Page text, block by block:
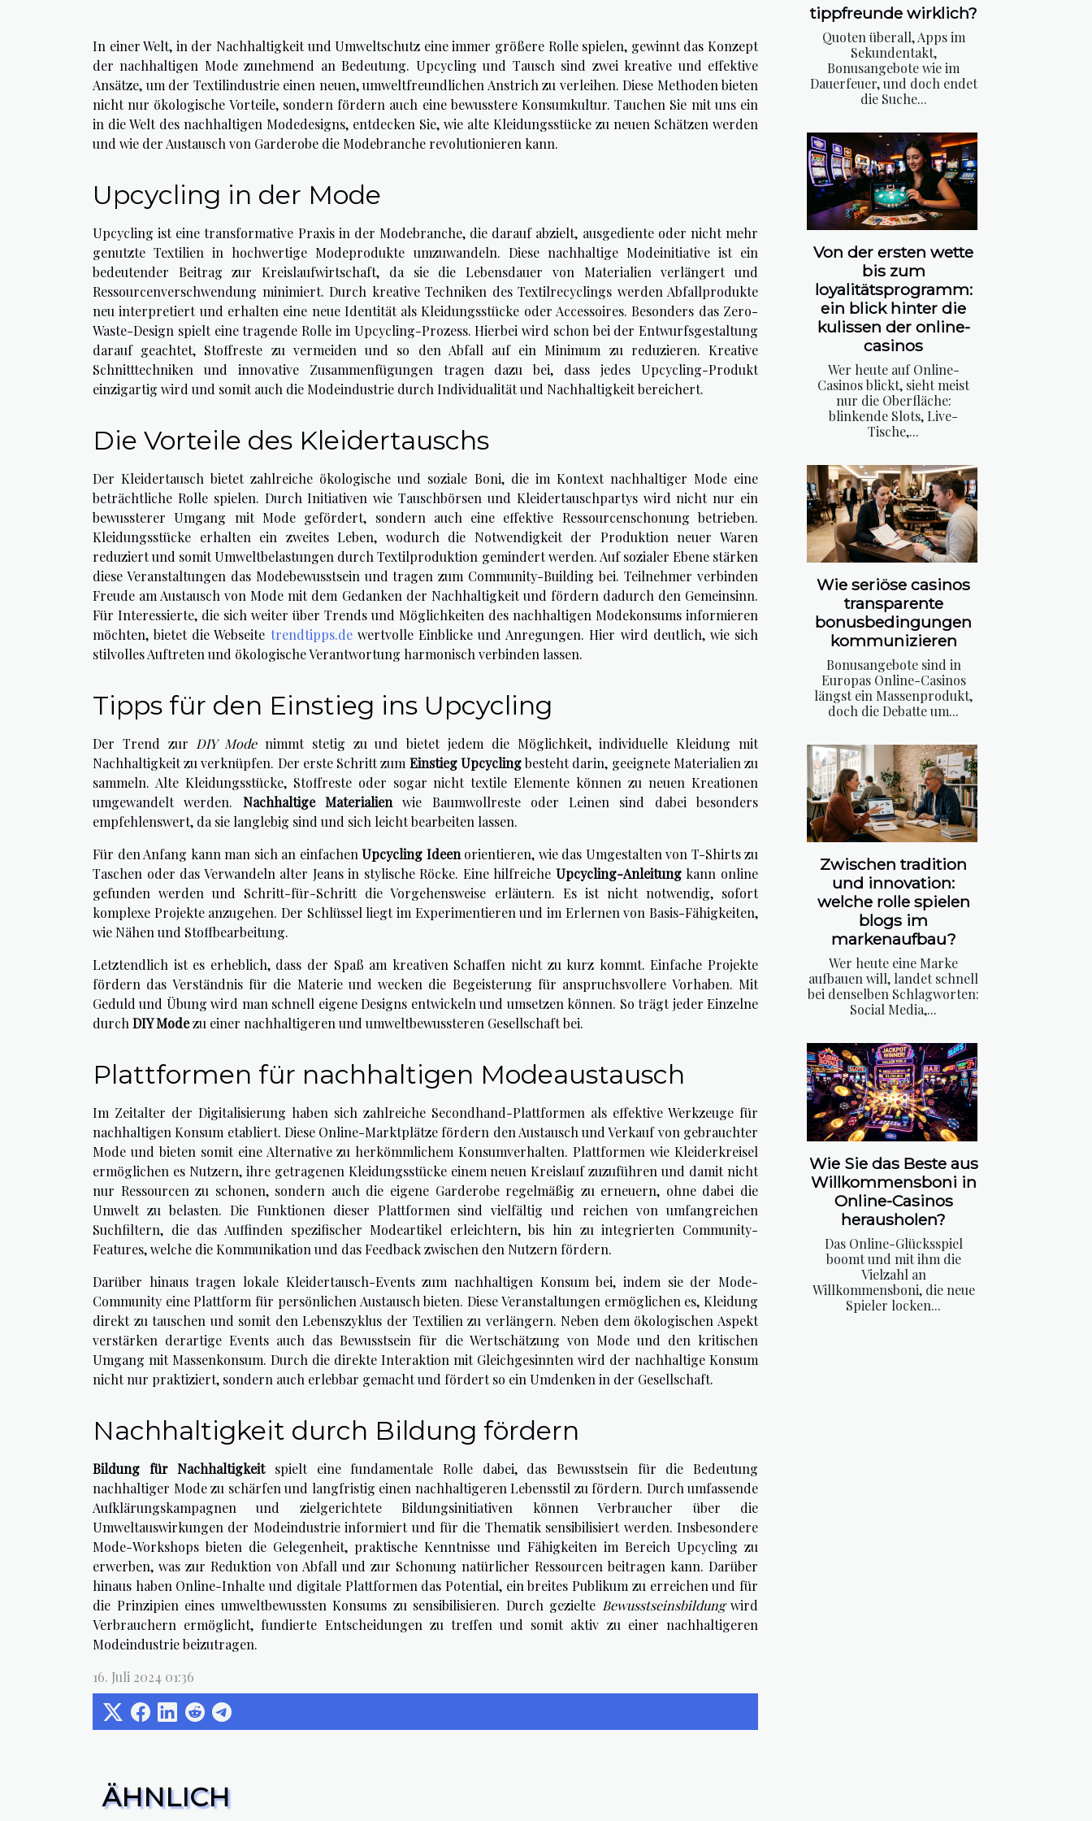
In einer Welt, in der Nachhaltigkeit und Umweltschutz eine immer größere Rolle spielen, gewinnt das Konzept
der nachhaltigen Mode zunehmend an Bedeutung. Upcycling und Tausch sind zwei kreative und effektive
Ansätze, um der Textilindustrie einen neuen, umweltfreundlichen Anstrich zu verleihen. Diese Methoden bieten
nicht nur ökologische Vorteile, sondern fördern auch eine bewusstere Konsumkultur. Tauchen Sie mit uns ein
in die Welt des nachhaltigen Modedesigns, entdecken Sie, wie alte Kleidungsstücke zu neuen Schätzen werden
und wie der Austausch von Garderobe die Modebranche revolutionieren kann.
Upcycling in der Mode
Upcycling ist eine transformative Praxis in der Modebranche, die darauf abzielt, ausgediente oder nicht mehr
genutzte Textilien in hochwertige Modeprodukte umzuwandeln. Diese nachhaltige Modeinitiative ist ein
bedeutender Beitrag zur Kreislaufwirtschaft, da sie die Lebensdauer von Materialien verlängert und
Ressourcenverschwendung minimiert. Durch kreative Techniken des Textilrecyclings werden Abfallprodukte
neu interpretiert und erhalten eine neue Identität als Kleidungsstücke oder Accessoires. Besonders das Zero-
Waste-Design spielt eine tragende Rolle im Upcycling-Prozess. Hierbei wird schon bei der Entwurfsgestaltung
darauf geachtet, Stoffreste zu vermeiden und so den Abfall auf ein Minimum zu reduzieren. Kreative
Schnitttechniken und innovative Zusammenfügungen tragen dazu bei, dass jedes Upcycling-Produkt
einzigartig wird und somit auch die Modeindustrie durch Individualität und Nachhaltigkeit bereichert.
Die Vorteile des Kleidertauschs
Der Kleidertausch bietet zahlreiche ökologische und soziale Boni, die im Kontext nachhaltiger Mode eine
beträchtliche Rolle spielen. Durch Initiativen wie Tauschbörsen und Kleidertauschpartys wird nicht nur ein
bewussterer Umgang mit Mode gefördert, sondern auch eine effektive Ressourcenschonung betrieben.
Kleidungsstücke erhalten ein zweites Leben, wodurch die Notwendigkeit der Produktion neuer Waren
reduziert und somit Umweltbelastungen durch Textilproduktion gemindert werden. Auf sozialer Ebene stärken
diese Veranstaltungen das Modebewusstsein und tragen zum Community-Building bei. Teilnehmer verbinden
Freude am Austausch von Mode mit dem Gedanken der Nachhaltigkeit und fördern dadurch den Gemeinsinn.
Für Interessierte, die sich weiter über Trends und Möglichkeiten des nachhaltigen Modekonsums informieren
möchten, bietet die Webseite trendtipps.dewertvolle Einblicke und Anregungen. Hier wird deutlich, wie sich
stilvolles Auftreten und ökologische Verantwortung harmonisch verbinden lassen.
Tipps für den Einstieg ins Upcycling
Der Trend zur DIY Modenimmt stetig zu und bietet jedem die Möglichkeit, individuelle Kleidung mit
Nachhaltigkeit zu verknüpfen. Der erste Schritt zum Einstieg Upcyclingbesteht darin, geeignete Materialien zu
sammeln. Alte Kleidungsstücke, Stoffreste oder sogar nicht textile Elemente können zu neuen Kreationen
umgewandelt werden. Nachhaltige Materialienwie Baumwollreste oder Leinen sind dabei besonders
empfehlenswert, da sie langlebig sind und sich leicht bearbeiten lassen.
Für den Anfang kann man sich an einfachen Upcycling Ideenorientieren, wie das Umgestalten von T-Shirts zu
Taschen oder das Verwandeln alter Jeans in stylische Röcke. Eine hilfreiche Upcycling-Anleitungkann online
gefunden werden und Schritt-für-Schritt die Vorgehensweise erläutern. Es ist nicht notwendig, sofort
komplexe Projekte anzugehen. Der Schlüssel liegt im Experimentieren und im Erlernen von Basis-Fähigkeiten,
wie Nähen und Stoffbearbeitung.
Letztendlich ist es erheblich, dass der Spaß am kreativen Schaffen nicht zu kurz kommt. Einfache Projekte
fördern das Verständnis für die Materie und wecken die Begeisterung für anspruchsvollere Vorhaben. Mit
Geduld und Übung wird man schnell eigene Designs entwickeln und umsetzen können. So trägt jeder Einzelne
durch DIY Modezu einer nachhaltigeren und umweltbewussteren Gesellschaft bei.
Plattformen für nachhaltigen Modeaustausch
Im Zeitalter der Digitalisierung haben sich zahlreiche Secondhand-Plattformen als effektive Werkzeuge für
nachhaltigen Konsum etabliert. Diese Online-Marktplätze fördern den Austausch und Verkauf von gebrauchter
Mode und bieten somit eine Alternative zu herkömmlichem Konsumverhalten. Plattformen wie Kleiderkreisel
ermöglichen es Nutzern, ihre getragenen Kleidungsstücke einem neuen Kreislauf zuzuführen und damit nicht
nur Ressourcen zu schonen, sondern auch die eigene Garderobe regelmäßig zu erneuern, ohne dabei die
Umwelt zu belasten. Die Funktionen dieser Plattformen sind vielfältig und reichen von umfangreichen
Suchfiltern, die das Auffinden spezifischer Modeartikel erleichtern, bis hin zu integrierten Community-
Features, welche die Kommunikation und das Feedback zwischen den Nutzern fördern.
Darüber hinaus tragen lokale Kleidertausch-Events zum nachhaltigen Konsum bei, indem sie der Mode-
Community eine Plattform für persönlichen Austausch bieten. Diese Veranstaltungen ermöglichen es, Kleidung
direkt zu tauschen und somit den Lebenszyklus der Textilien zu verlängern. Neben dem ökologischen Aspekt
verstärken derartige Events auch das Bewusstsein für die Wertschätzung von Mode und den kritischen
Umgang mit Massenkonsum. Durch die direkte Interaktion mit Gleichgesinnten wird der nachhaltige Konsum
nicht nur praktiziert, sondern auch erlebbar gemacht und fördert so ein Umdenken in der Gesellschaft.
Nachhaltigkeit durch Bildung fördern
Bildung für Nachhaltigkeitspielt eine fundamentale Rolle dabei, das Bewusstsein für die Bedeutung
nachhaltiger Mode zu schärfen und langfristig einen nachhaltigeren Lebensstil zu fördern. Durch umfassende
Aufklärungskampagnen und zielgerichtete Bildungsinitiativen können Verbraucher über die
Umweltauswirkungen der Modeindustrie informiert und für die Thematik sensibilisiert werden. Insbesondere
Mode-Workshops bieten die Gelegenheit, praktische Kenntnisse und Fähigkeiten im Bereich Upcycling zu
erwerben, was zur Reduktion von Abfall und zur Schonung natürlicher Ressourcen beitragen kann. Darüber
hinaus haben Online-Inhalte und digitale Plattformen das Potential, ein breites Publikum zu erreichen und für
die Prinzipien eines umweltbewussten Konsums zu sensibilisieren. Durch gezielte Bewusstseinsbildungwird
Verbrauchern ermöglicht, fundierte Entscheidungen zu treffen und somit aktiv zu einer nachhaltigeren
Modeindustrie beizutragen.
16. Juli 2024 01:36
tippfreunde wirklich?
Quoten überall, Apps im
Sekundentakt,
Bonusangebote wie im
Dauerfeuer, und doch endet
die Suche...
Von der ersten wette
bis zum
loyalitätsprogramm:
ein blick hinter die
kulissen der online-
casinos
Wer heute auf Online-
Casinos blickt, sieht meist
nur die Oberfläche:
blinkende Slots, Live-
Tische,...
Wie seriöse casinos
transparente
bonusbedingungen
kommunizieren
Bonusangebote sind in
Europas Online-Casinos
längst ein Massenprodukt,
doch die Debatte um...
Zwischen tradition
und innovation:
welche rolle spielen
blogs im
markenaufbau?
Wer heute eine Marke
aufbauen will, landet schnell
bei denselben Schlagworten:
Social Media,...
Wie Sie das Beste aus
Willkommensboni in
Online-Casinos
herausholen?
Das Online-Glücksspiel
boomt und mit ihm die
Vielzahl an
Willkommensboni, die neue
Spieler locken...
ÄHNLICH